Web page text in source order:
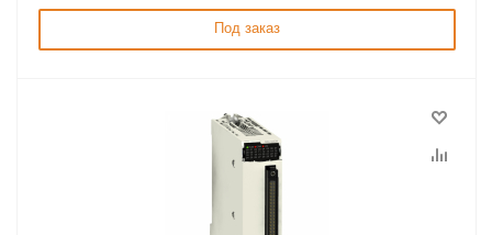
Под заказ